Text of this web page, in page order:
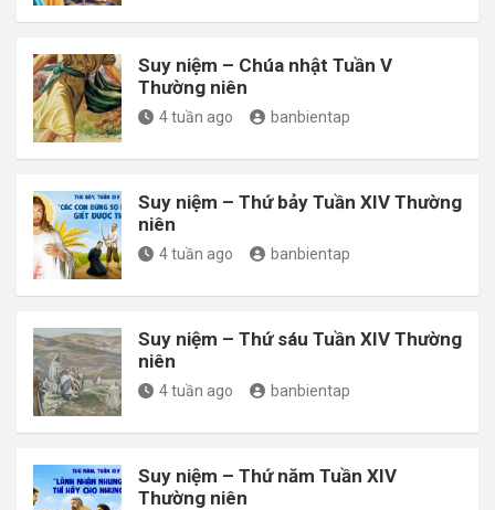
Suy niệm – Chúa nhật Tuần V
Thường niên
4 tuần ago banbientap
Suy niệm – Thứ bảy Tuần XIV Thường
niên
4 tuần ago banbientap
Suy niệm – Thứ sáu Tuần XIV Thường
niên
4 tuần ago banbientap
Suy niệm – Thứ năm Tuần XIV
Thường niên